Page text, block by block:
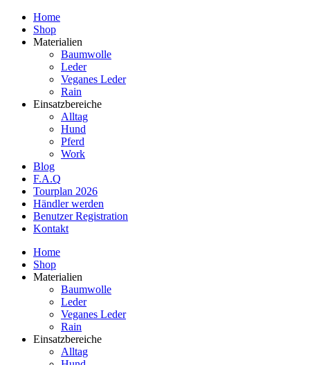
Home
Shop
Materialien
Baumwolle
Leder
Veganes Leder
Rain
Einsatzbereiche
Alltag
Hund
Pferd
Work
Blog
F.A.Q
Tourplan 2026
Händler werden
Benutzer Registration
Kontakt
Home
Shop
Materialien
Baumwolle
Leder
Veganes Leder
Rain
Einsatzbereiche
Alltag